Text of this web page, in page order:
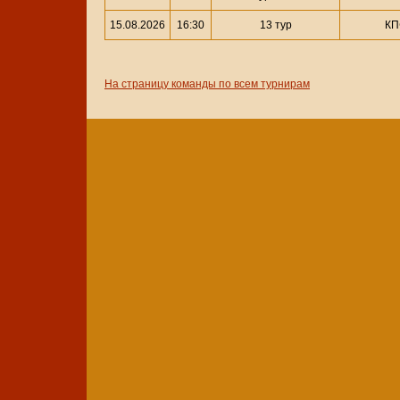
15.08.2026 16:30 13 тур
На страницу команды по всем турнирам